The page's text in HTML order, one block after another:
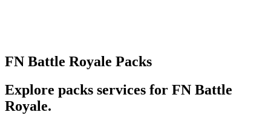
FN Battle Royale Packs
Explore packs services for FN Battle
Royale.